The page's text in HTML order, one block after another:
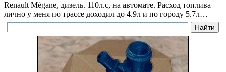
Renault Mégane, дизель. 110л.с, на автомате. Расход топлива
лично у меня по трассе доходил до 4.9л и по городу 5.7л…